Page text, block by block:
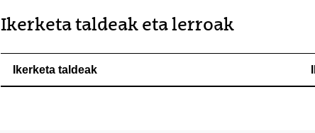
Ikerketa taldeak eta lerroak
Ikerketa taldeak